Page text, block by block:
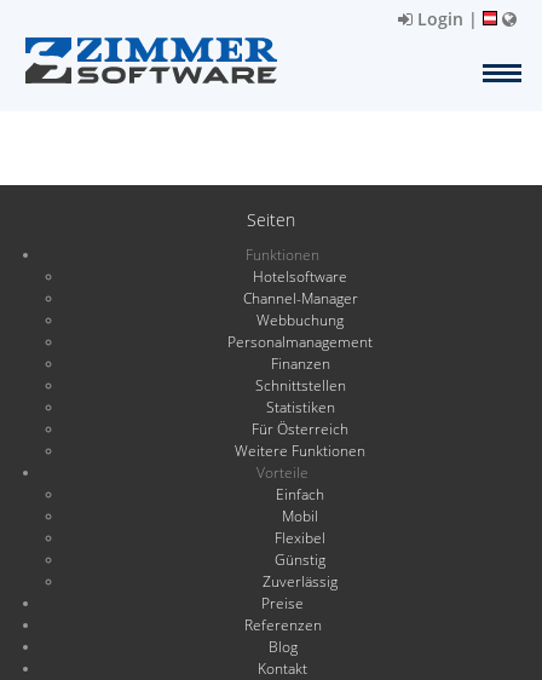
Login |
Seiten
Funktionen
Hotelsoftware
Channel-Manager
Webbuchung
Personalmanagement
Finanzen
Schnittstellen
Statistiken
Für Österreich
Weitere Funktionen
Vorteile
Einfach
Mobil
Flexibel
Günstig
Zuverlässig
Preise
Referenzen
Blog
Kontakt